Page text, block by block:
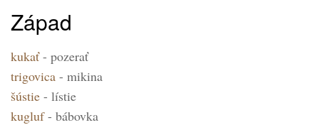
Západ
kukať- pozerať
trigovica - mikina
šústie - lístie
kugluf- bábovka